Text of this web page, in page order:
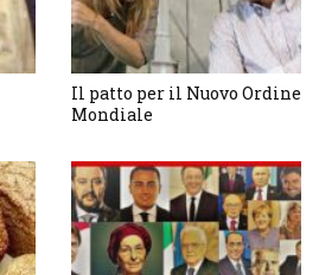
Il patto per il Nuovo Ordine
Mondiale